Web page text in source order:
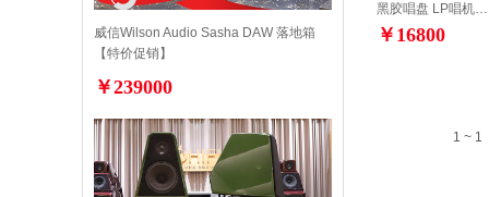
威信Wilson Audio Sasha DAW 落地箱
【特价促销】
￥239000
黑胶唱盘 LP唱机…
￥16800
1 ~ 1